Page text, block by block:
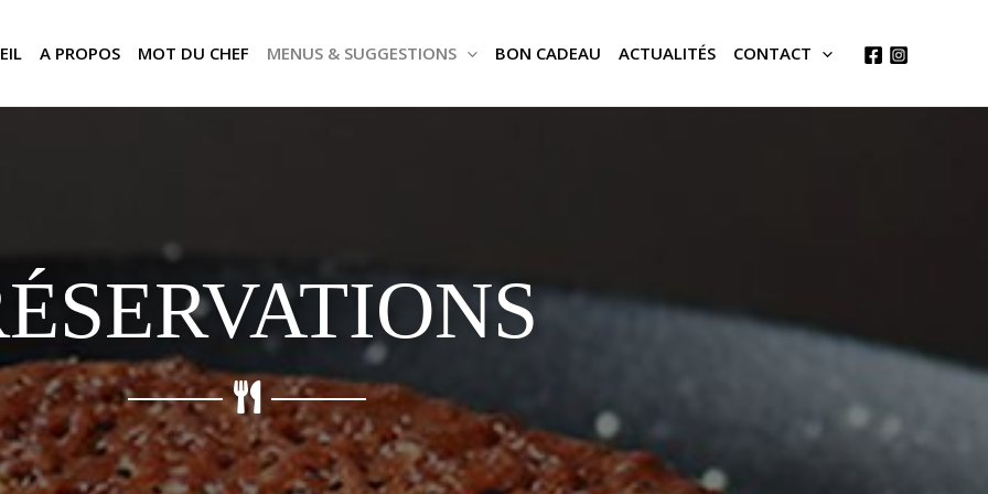
A PROPOS MOT DU CHEF MENUS & SUGGESTIONS BON CADEAU ACTUALITÉS CONTACT